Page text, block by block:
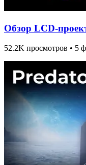
Обзор LCD-
52.2K просмотров • 5